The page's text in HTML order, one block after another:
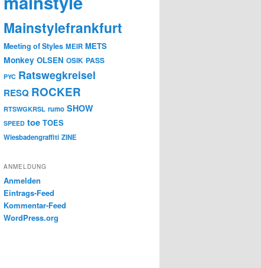
Mainstylefrankfurt
Meeting of Styles MEIR METS
Monkey OLSEN OSIK PASS
PYC Ratswegkreisel
RESQ ROCKER
RTSWGKRSL rumo SHOW
SPEED toe TOES
Wiesbadengraffiti ZINE
ANMELDUNG
Anmelden
Eintrags-Feed
Kommentar-Feed
WordPress.org